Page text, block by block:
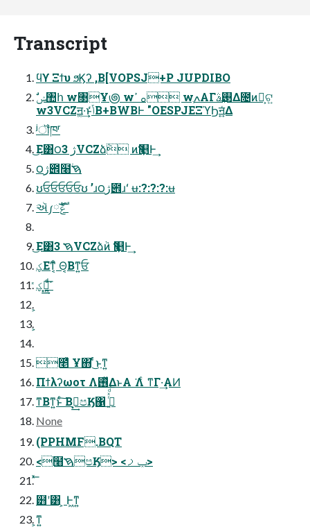
Transcript
ϥϒ Ξϯυ ϧϏʔ ,B[VOPSJ+P JUPDIBO
w3VCZॻ͚·͢ͱݴͬͨΒ+BWBͰ "OESPJEΞϓϦॻ͍͍ͯΔ
ʲॏཁʳ
͜Ε͸౦ژ 3VCZձٞ ͷԆ௕Ͱ͢
౦ژ౎໨ࠇ۠
ʊਓਓਓਓਓʊ ʼɹ౦ژ౎ɹʻ ʉ:?:?:?:ʉ
ઍ༿ݝެࣜ ‭‭‭‭‭‭‭‭‭‭‭
͜Ε͸ࠇ 3VCZձٞͷ Ԇ௕Ͱ͢
ؼΕͳͦ͏͔ Θ͔Βͳ͍ਓ
ࠓ͙͢ؼͬͯ ͍ͩ͘͞
೥‭‭ͯͯ Ұ‭΋‭‭‭ ͬͨ͜ͱͳ͍
Πϯλʔωοτ Λ࢖ͬͯΔͱΑ ͘‭‭Λ‭‭ͨ ͘ͳΓ·͢ΑͶ
ͳΒͳ͍ͱͨ͠ Βࠓ͙͢පӃ΁ ߦ͍ͬͯͩ͘͞
None
(PPHMF.BQT
<໨ࠇපӃ> <ݕࡧ>
๻ʹ͸ ‭‭͕ Ͱ͖ͳ͍
‭‭‭͕ͳ͍